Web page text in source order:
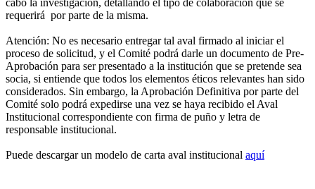
cabo la investigación, detallando el tipo de colaboración que se
requerirá por parte de la misma.
Atención: No es necesario entregar tal aval firmado al iniciar el
proceso de solicitud, y el Comité podrá darle un documento de Pre-
Aprobación para ser presentado a la institución que se pretende sea
socia, si entiende que todos los elementos éticos relevantes han sido
considerados. Sin embargo, la Aprobación Definitiva por parte del
Comité solo podrá expedirse una vez se haya recibido el Aval
Institucional correspondiente con firma de puño y letra de
responsable institucional.
Puede descargar un modelo de carta aval institucional aquí